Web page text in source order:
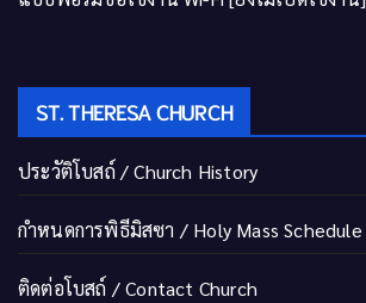
ST. THERESA CHURCH
ประวัติโบสถ์ / Church History
กำหนดการพิธีมิสซา / Holy Mass Schedule
ติดต่อโบสถ์ / Contact Church